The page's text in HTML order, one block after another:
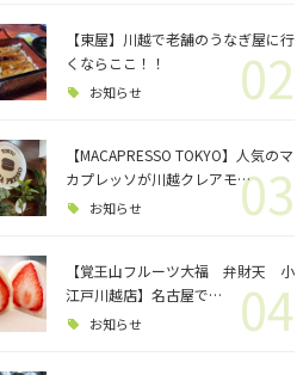
【東屋】川越で老舗のうなぎ屋に行
くならここ！！
お知らせ 02
【MACAPRESSO TOKYO】人気のマ
カプレッソが川越クレアモ…
お知らせ 03
【覚王山フルーツ大福 弁財天 小
江戸川越店】名古屋で…
お知らせ 04